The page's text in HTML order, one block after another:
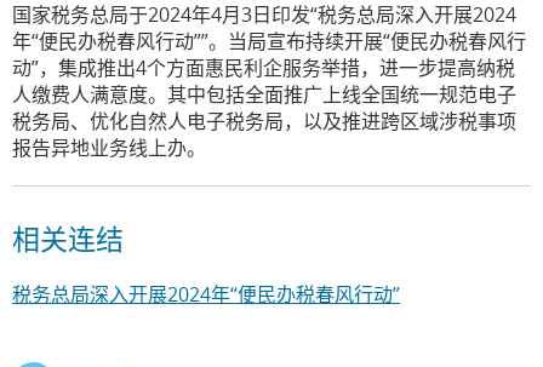
国家税务总局于2024年4月3日印发“税务总局深入开展2024
年“便民办税春风行动””。当局宣布持续开展“便民办税春风行
动”，集成推出4个方面惠民利企服务举措，进一步提高纳税
人缴费人满意度。其中包括全面推广上线全国统一规范电子
税务局、优化自然人电子税务局，以及推进跨区域涉税事项
报告异地业务线上办。
相关连结
税务总局深入开展2024年“便民办税春风行动”